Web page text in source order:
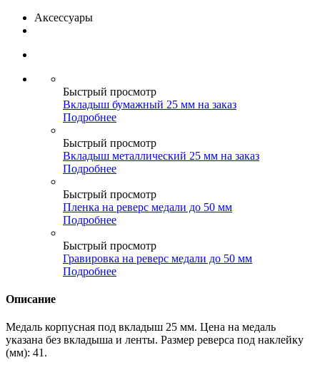
Аксессуары
Быстрый просмотр
Вкладыш бумажный 25 мм на заказ
Подробнее
Быстрый просмотр
Вкладыш металлический 25 мм на заказ
Подробнее
Быстрый просмотр
Пленка на реверс медали до 50 мм
Подробнее
Быстрый просмотр
Гравировка на реверс медали до 50 мм
Подробнее
Описание
Медаль корпусная под вкладыш 25 мм. Цена на медаль
указана без вкладыша и ленты. Размер реверса под наклейку
(мм): 41.